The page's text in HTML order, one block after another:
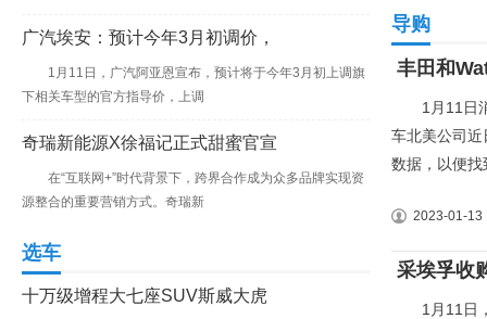
导购
丰田和
1月11日消
车北美公司
数据，以便
2023-01-13
采埃孚收
1月11日，
广汽埃安：预计今年3月初调价，
1月11日，广汽阿亚恩宣布，预计将于今年3月初上调旗
下相关车型的官方指导价，上调
奇瑞新能源X徐福记正式甜蜜官宣
在“互联网+”时代背景下，跨界合作成为众多品牌实现资
源整合的重要营销方式。奇瑞新
选车
十万级增程大七座SUV斯威大虎